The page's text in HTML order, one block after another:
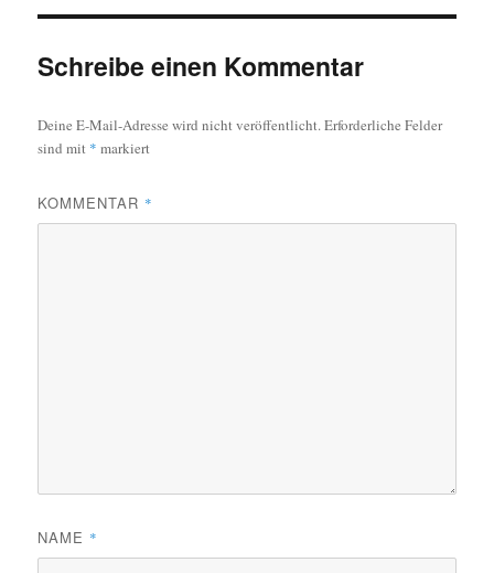
Schreibe einen Kommentar
Deine E-Mail-Adresse wird nicht veröffentlicht.Erforderliche Felder
sind mit * markiert
KOMMENTAR *
NAME *